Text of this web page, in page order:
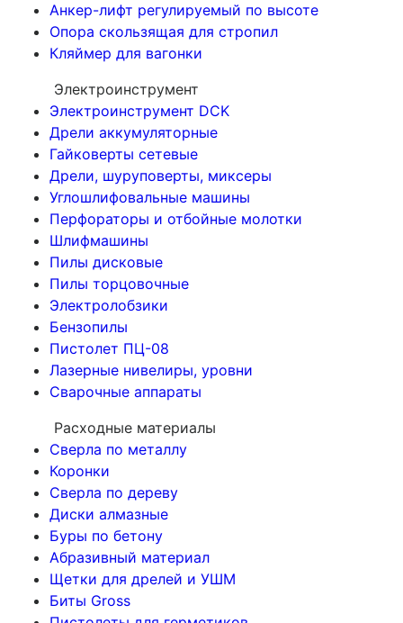
Анкер-лифт регулируемый по высоте
Опора скользящая для стропил
Кляймер для вагонки
Электроинструмент
Электроинструмент DCK
Дрели аккумуляторные
Гайковерты сетевые
Дрели, шуруповерты, миксеры
Углошлифовальные машины
Перфораторы и отбойные молотки
Шлифмашины
Пилы дисковые
Пилы торцовочные
Электролобзики
Бензопилы
Пистолет ПЦ-08
Лазерные нивелиры, уровни
Сварочные аппараты
Расходные материалы
Сверла по металлу
Коронки
Сверла по дереву
Диски алмазные
Буры по бетону
Абразивный материал
Щетки для дрелей и УШМ
Биты Gross